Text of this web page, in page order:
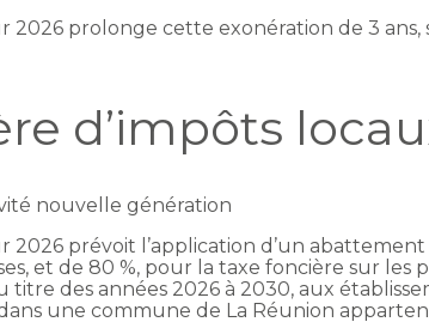
2026 prolonge cette exonération de 3 ans,
d’impôts
nouvelle génération
2026 prévoit l’application d’un
et de 80 %, pour la taxe foncière sur les
titre des années 2026 à 2030, aux
une commune de La Réunion